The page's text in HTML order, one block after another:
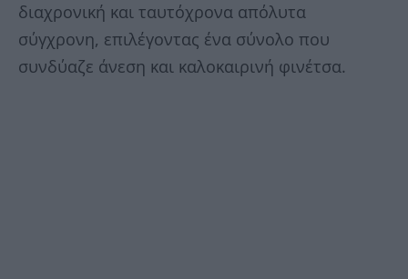
διαχρονική και ταυτόχρονα απόλυτα
σύγχρονη, επιλέγοντας ένα σύνολο που
συνδύαζε άνεση και καλοκαιρινή φινέτσα.